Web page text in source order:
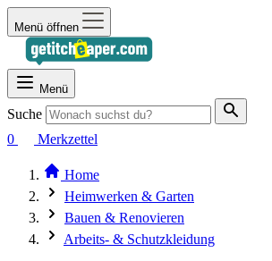
Menü öffnen
Menü
Suche
0
Merkzettel
Home
Heimwerken & Garten
Bauen & Renovieren
Arbeits- & Schutzkleidung